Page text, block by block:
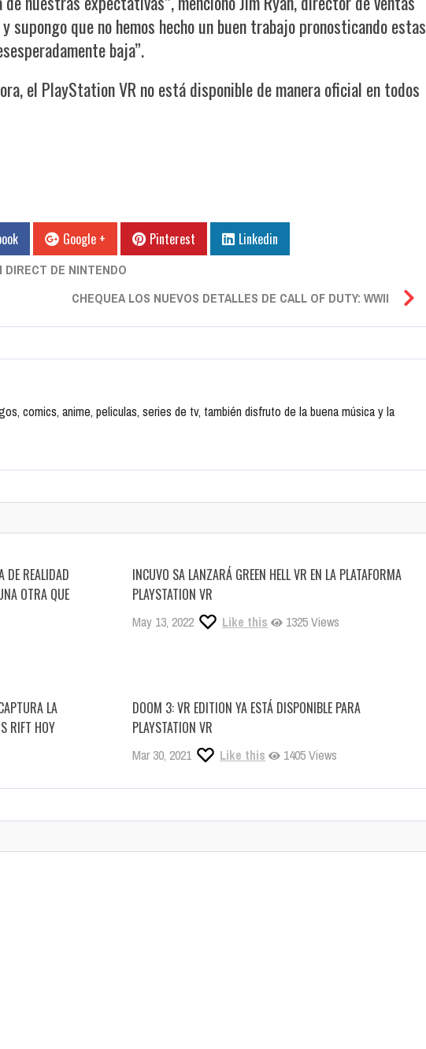
supongo que no hemos hecho un buen trabajo pronosticando estas
baja”.
el PlayStation VR no está disponible de manera oficial en todos
Google + Pinterest Linkedin
DIRECT DE NINTENDO
comics, anime, peliculas, series de tv, también disfruto de la buena música y la
OTRA QUE
PLAYSTATION VR
May 13, 2022 Like this 1325 Views